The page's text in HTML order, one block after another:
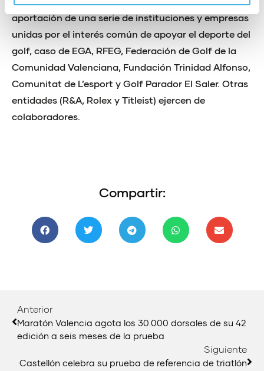
aportación de una serie de instituciones y empresas
unidas por el interés común de apoyar el deporte del
golf, caso de EGA, RFEG, Federación de Golf de la
Comunidad Valenciana, Fundación Trinidad Alfonso,
Comunitat de L’esport y Golf Parador El Saler. Otras
entidades (R&A, Rolex y Titleist) ejercen de
colaboradores.
Compartir:
Anterior
Maratón Valencia agota los 30.000 dorsales de su 42
edición a seis meses de la prueba
Siguiente
Castellón celebra su prueba de referencia de triatlón